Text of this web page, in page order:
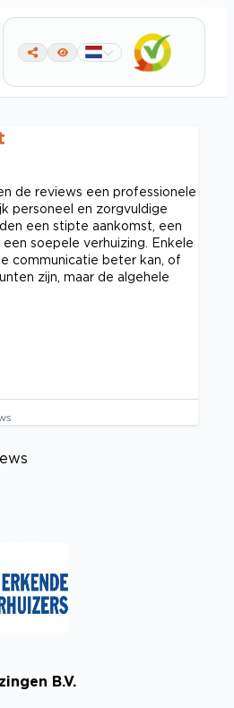
de reviews een professionele
personeel en zorgvuldige
een stipte aankomst, een
soepele verhuizing. Enkele
communicatie beter kan, of
zijn, maar de algehele
B.V.